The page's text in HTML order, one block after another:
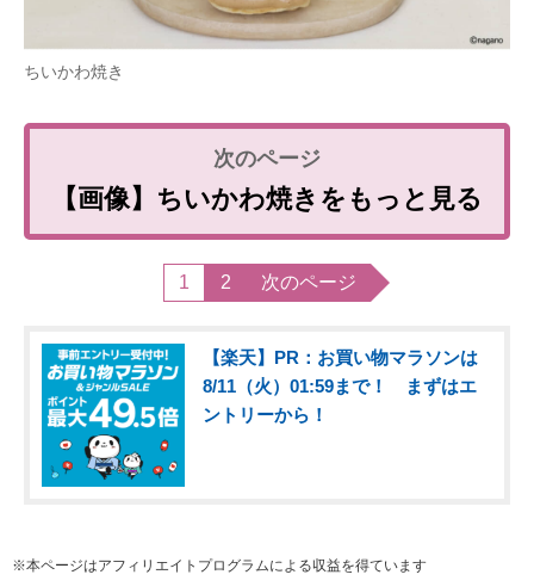
ちいかわ焼き
【画像】ちいかわ焼きをもっと見る
1 2 次のページ
【楽天】PR：お買い物マラソンは
8/11（火）01:59まで！ まずはエ
ントリーから！
※本ページはアフィリエイトプログラムによる収益を得ています